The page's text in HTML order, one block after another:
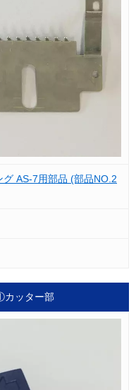
グ AS-7用部品 (部品NO.2
ッター部